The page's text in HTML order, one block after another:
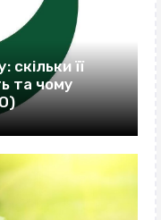
її
та чому